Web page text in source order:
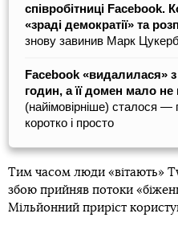
співробітниці Facebook.
«зраді демократії» та
знову завинив Марк
Facebook «видалилася»
годин, а її домен мало
(найімовірніше) сталося
коротко і просто
Тим часом люди «вітають»
збою прийняв потоки
Мільйонний приріст